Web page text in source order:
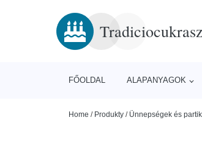
FŐOLDAL ALAPANYAGOK
Home / Produkty / Ünnepségek és partik